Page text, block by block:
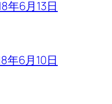
年6月13日
年6月10日